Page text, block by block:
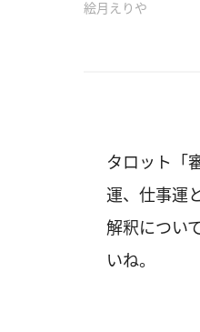
絵月えりや
タロット「
運、仕事運
解釈につい
いね。